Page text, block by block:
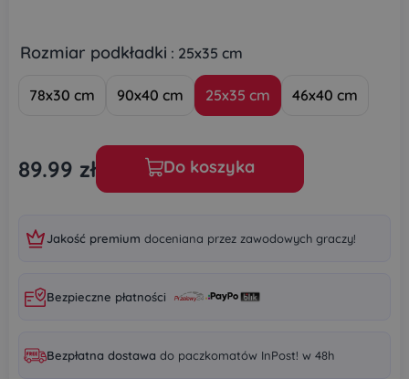
Rozmiar podkładki : 25x35 cm
78x30 cm 90x40 cm 25x35 cm 46x40 cm
89.99 zł Do koszyka
Jakość premium doceniana przez zawodowych graczy!
Bezpieczne płatności
Bezpłatna dostawa do paczkomatów InPost! w 48h